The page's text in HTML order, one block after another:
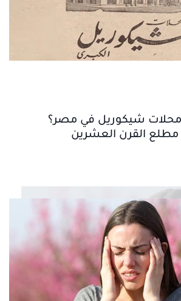
شيكوريل في مصر؟
مطلع القرن العشرين